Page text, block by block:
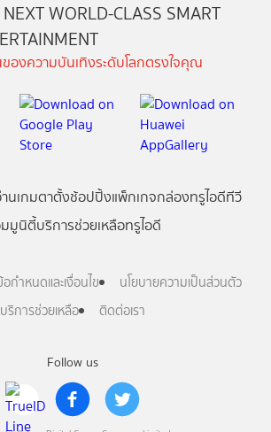
Follow us
WORLD-CLASS SMART
องความบันเทิงระดับโลกตรงใจคุณ
นเกมตาตั้งช้อปปิ้งแพ็กเกจกล่องทรูไอดีทีวี
มูนิตี้บริการช่วยเหลือทรูไอดี
อกำหนดและเงื่อนไข
นโยบายความเป็นส่วนตัว
บริการช่วยเหลือ
ติดต่อเรา